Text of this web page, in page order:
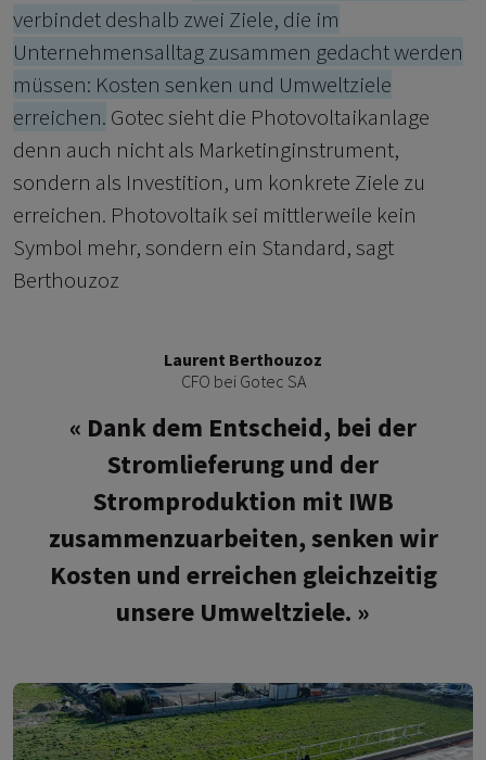
verbindet deshalb zwei Ziele, die im
Unternehmensalltag zusammen gedacht werden
müssen: Kosten senken und Umweltziele
erreichen. Gotec sieht die Photovoltaikanlage
denn auch nicht als Marketinginstrument,
sondern als Investition, um konkrete Ziele zu
erreichen. Photovoltaik sei mittlerweile kein
Symbol mehr, sondern ein Standard, sagt
Berthouzoz
Laurent Berthouzoz
CFO bei Gotec SA
Dank dem Entscheid, bei der
Stromlieferung und der
Stromproduktion mit IWB
zusammenzuarbeiten, senken wir
Kosten und erreichen gleichzeitig
unsere Umweltziele.